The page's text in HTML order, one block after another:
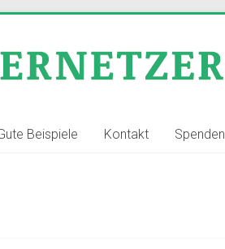
Beispiele Kontakt Spenden